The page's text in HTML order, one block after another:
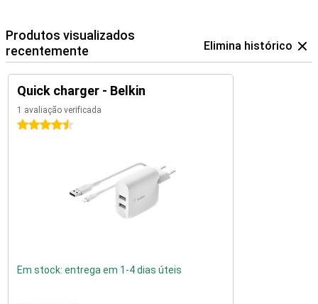
Produtos visualizados
recentemente
Elimina histórico
Quick charger - Belkin
1 avaliação verificada
4.5 estrelas
Em stock: entrega em 1-4 dias úteis